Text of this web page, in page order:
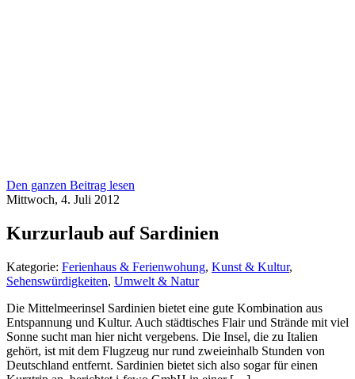
Den ganzen Beitrag lesen
Mittwoch, 4. Juli 2012
Kurzurlaub auf Sardinien
Kategorie: Ferienhaus & Ferienwohung, Kunst & Kultur,
Sehenswürdigkeiten, Umwelt & Natur
Die Mittelmeerinsel Sardinien bietet eine gute Kombination aus
Entspannung und Kultur. Auch städtisches Flair und Strände mit viel
Sonne sucht man hier nicht vergebens. Die Insel, die zu Italien
gehört, ist mit dem Flugzeug nur rund zweieinhalb Stunden von
Deutschland entfernt. Sardinien bietet sich also sogar für einen